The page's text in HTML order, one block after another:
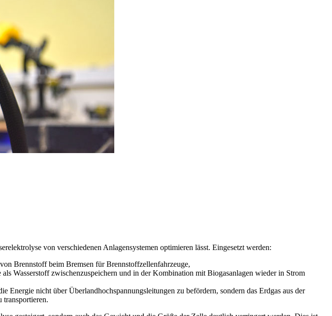
von verschiedenen Anlagensystemen optimieren lässt. Eingesetzt werden:
Brennstoff beim Bremsen für Brennstoffzellenfahrzeuge,
Wasserstoff zwischenzuspeichern und in der Kombination mit Biogasanlagen wieder in Strom
nicht über Überlandhochspannungsleitungen zu befördern, sondern das Erdgas aus der
transportieren.